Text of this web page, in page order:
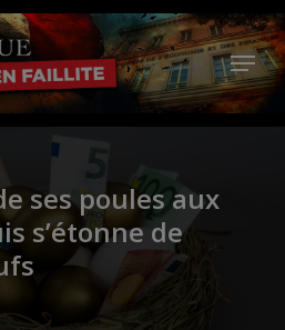
Menu
ses poules aux
s’étonne de
Close
Menu